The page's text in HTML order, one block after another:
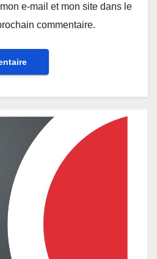
e-mail et mon site dans le
commentaire.